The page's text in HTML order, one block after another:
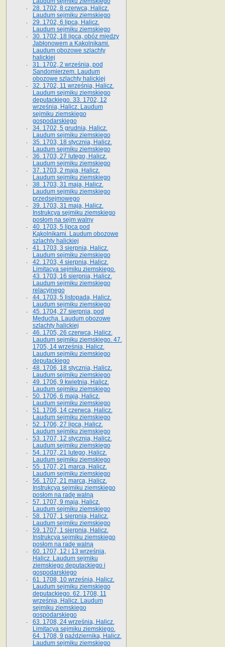
28. 1702, 8 czerwca, Halicz.
Laudum sejmiku ziemskiego
29. 1702, 6 lipca, Halicz.
Laudum sejmiku ziemskiego
30. 1702, 18 lipca, obóz między
Jabłonowem a Kąkolnikami.
Laudum obozowe szlachty
halickiej
31. 1702, 2 września, pod
Sandomierzem. Laudum
obozowe szlachty halickiej
32. 1702, 11 września, Halicz.
Laudum sejmiku ziemskiego
deputackiego. 33. 1702, 12
września, Halicz. Laudum
sejmiku ziemskiego
gospodarskiego
34. 1702, 5 grudnia, Halicz.
Laudum sejmiku ziemskiego
35. 1703, 18 stycznia, Halicz.
Laudum sejmiku ziemskiego
36. 1703, 27 lutego, Halicz.
Laudum sejmiku ziemskiego
37. 1703, 2 maja, Halicz.
Laudum sejmiku ziemskiego
38. 1703, 31 maja, Halicz.
Laudum sejmiku ziemskiego
przedsejmowego
39. 1703, 31 maja, Halicz.
Instrukcya sejmiku ziemskiego
posłom na sejm walny
40. 1703, 5 lipca pod
Kąkolnikami. Laudum obozowe
szlachty halickiej
41­. 1703, 3 sierpnia, Halicz.
Laudum sejmiku ziemskiego
42. 1703, 4 sierpnia, Halicz.
Limitacya sejmiku ziemskiego.
43. 1703, 16 sierpnia, Halicz.
Laudum sejmiku ziemskiego
relacyjnego
44. 1703, 5 listopada, Halicz.
Laudum sejmiku ziemskiego
45. 1704, 27 sierpnia, pod
Meduchą. Laudum obozowe
szlachty halickiej
46. 1705, 26 czerwca, Halicz.
Laudum sejmiku ziemskiego. 47.
1705, 14 września, Halicz.
Laudum sejmiku ziemskiego
deputackiego
48. 1706, 18 stycznia, Halicz.
Laudum sejmiku ziemskiego
49. 1706, 9 kwietnia, Halicz.
Laudum sejmiku ziemskiego
50. 1706, 6 maja, Halicz.
Laudum sejmiku ziemskiego
51. 1706, 14 czerwca, Halicz.
Laudum sejmiku ziemskiego
52. 1706, 27 lipca, Halicz.
Laudum sejmiku ziemskiego
53. 1707, 12 stycznia, Halicz.
Laudum sejmiku ziemskiego
54. 1707, 21 lutego, Halicz.
Laudum sejmiku ziemskiego
55. 1707, 21 marca, Halicz.
Laudum sejmiku ziemskiego
56. 1707, 21 marca, Halicz.
Instrukcya sejmiku ziemskiego
posłom na radę walną
57. 1707, 9 maja, Halicz.
Laudum sejmiku ziemskiego
58. 1707, 1 sierpnia, Halicz.
Laudum sejmiku ziemskiego
59. 1707, 1 sierpnia, Halicz.
Instrukcya sejmiku ziemskiego
posłom na radę walną
60. 1707, 12 i 13 września,
Halicz. Laudum sejmiku
ziemskiego deputackiego i
gospodarskiego
61. 1708, 10 września, Halicz.
Laudum sejmiku ziemskiego
deputackiego. 62. 1708, 11
września, Halicz. Laudum
sejmiku ziemskiego
gospodarskiego
63. 1708, 24 września, Halicz.
Limitacya sejmiku ziemskiego.
64. 1708, 9 października, Halicz.
Laudum sejmiku ziemskiego